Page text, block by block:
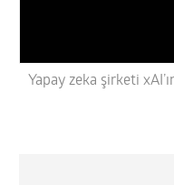
Yapay zeka şirketi